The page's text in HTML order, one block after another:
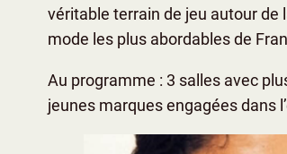
véritable terrain de jeu autour de
mode les plus abordables de
Au programme : 3 salles avec
jeunes marques engagées dans